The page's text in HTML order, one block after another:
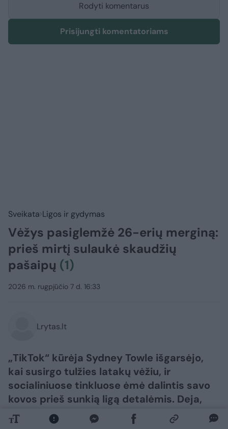
Rodyti komentarus
Prisijungti komentatoriams
Sveikata Ligos ir gydymas
Vėžys pasiglemžė 26-erių merginą:
prieš mirtį sulaukė skaudžių
pašaipų (1)
2026 m. rugpjūčio 7 d. 16:33
Lrytas.lt
„TikTok“ kūrėja Sydney Towle išgarsėjo,
kai susirgo tulžies latakų vėžiu, ir
socialiniuose tinkluose ėmė dalintis savo
kovos prieš sunkią ligą detalėmis. Deja,
dabar merginos šeima praneša, kad ji